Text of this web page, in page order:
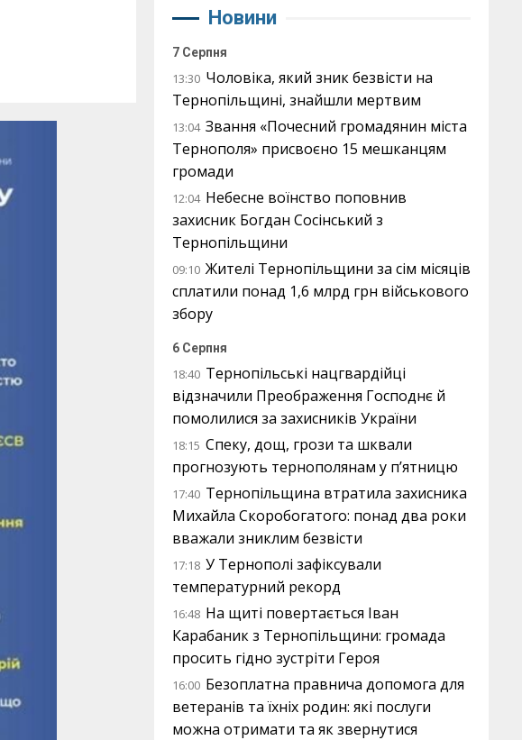
Новини
7 Серпня
13:30 Чоловіка, який зник безвісти на
Тернопільщині, знайшли мертвим
13:04 Звання «Почесний громадянин міста
Тернополя» присвоєно 15 мешканцям
громади
12:04 Небесне воїнство поповнив
захисник Богдан Сосінський з
Тернопільщини
09:10 Жителі Тернопільщини за сім місяців
сплатили понад 1,6 млрд грн військового
збору
6 Серпня
18:40 Тернопільські нацгвардійці
відзначили Преображення Господнє й
помолилися за захисників України
18:15 Спеку, дощ, грози та шквали
прогнозують тернополянам у п’ятницю
17:40 Тернопільщина втратила захисника
Михайла Скоробогатого: понад два роки
вважали зниклим безвісти
17:18 У Тернополі зафіксували
температурний рекорд
16:48 На щиті повертається Іван
Карабаник з Тернопільщини: громада
просить гідно зустріти Героя
16:00 Безоплатна правнича допомога для
ветеранів та їхніх родин: які послуги
можна отримати та як звернутися